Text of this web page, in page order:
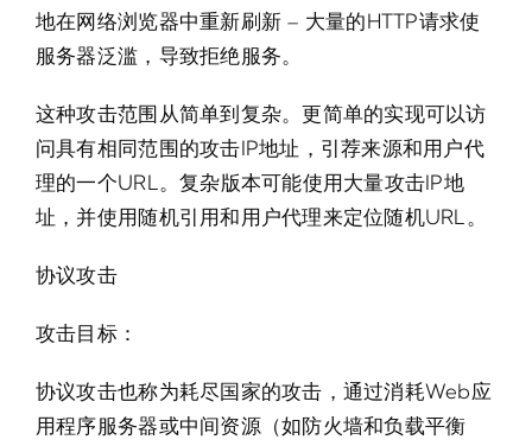
地在网络浏览器中重新刷新 – 大量的HTTP请求使
服务器泛滥，导致拒绝服务。
这种攻击范围从简单到复杂。更简单的实现可以访
问具有相同范围的攻击IP地址，引荐来源和用户代
理的一个URL。复杂版本可能使用大量攻击IP地
址，并使用随机引用和用户代理来定位随机URL。
协议攻击
攻击目标：
协议攻击也称为耗尽国家的攻击，通过消耗Web应
用程序服务器或中间资源（如防火墙和负载平衡